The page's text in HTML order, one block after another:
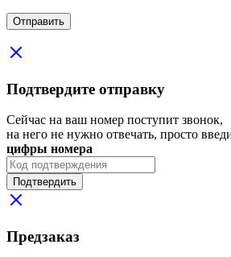
Подтвердите отправку
Сейчас на ваш номер поступит звонок,
на него не нужно отвечать, просто
цифры номера
Подтвердить
Предзаказ